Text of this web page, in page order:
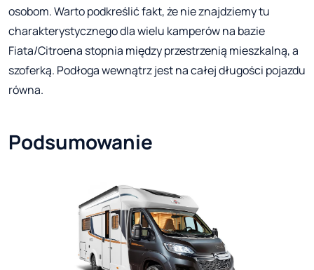
osobom. Warto podkreślić fakt, że nie znajdziemy tu
charakterystycznego dla wielu kamperów na bazie
Fiata/Citroena stopnia między przestrzenią mieszkalną, a
szoferką. Podłoga wewnątrz jest na całej długości pojazdu
równa.
Podsumowanie